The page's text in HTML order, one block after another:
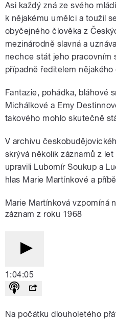
Asi každý zná ze svého
k nějakému umělci a toužil
obyčejného člověka z
mezinárodně slavná a
nechce stát jeho pracovním
případně ředitelem nějakého
Fantazie, pohádka, bláhové
Michálkové a Emy
takového mohlo skutečně
V archivu
skrývá několik záznamů z
upravili Lubomír Soukup a
hlas Marie Martínkové a
Marie Martínková vzpomíná
záznam z roku 1968
1:04:05
Na počátku dlouholetého